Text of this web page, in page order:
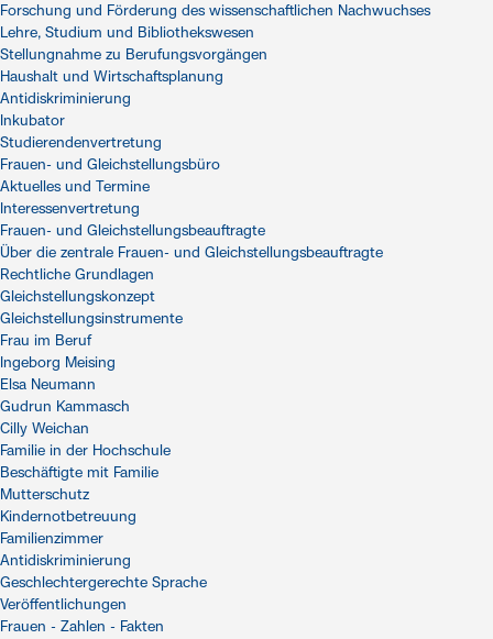
Forschung und Förderung des wissenschaftlichen Nachwuchses
Lehre, Studium und Bibliothekswesen
Stellungnahme zu Berufungsvorgängen
Haushalt und Wirtschaftsplanung
Antidiskriminierung
Inkubator
Studierendenvertretung
Frauen- und Gleichstellungsbüro
Aktuelles und Termine
Interessenvertretung
Frauen- und Gleichstellungsbeauftragte
Über die zentrale Frauen- und Gleichstellungsbeauftragte
Rechtliche Grundlagen
Gleichstellungskonzept
Gleichstellungsinstrumente
Frau im Beruf
Ingeborg Meising
Elsa Neumann
Gudrun Kammasch
Cilly Weichan
Familie in der Hochschule
Beschäftigte mit Familie
Mutterschutz
Kindernotbetreuung
Familienzimmer
Antidiskriminierung
Geschlechtergerechte Sprache
Veröffentlichungen
Frauen - Zahlen - Fakten